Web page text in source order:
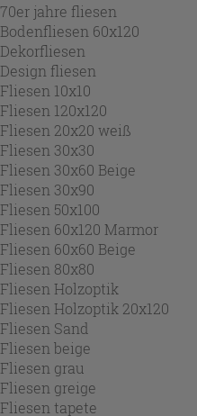
70er jahre fliesen
Bodenfliesen 60x120
Dekorfliesen
Design fliesen
Fliesen 10x10
Fliesen 120x120
Fliesen 20x20 weiß
Fliesen 30x30
Fliesen 30x60 Beige
Fliesen 30x90
Fliesen 50x100
Fliesen 60x120 Marmor
Fliesen 60x60 Beige
Fliesen 80x80
Fliesen Holzoptik
Fliesen Holzoptik 20x120
Fliesen Sand
Fliesen beige
Fliesen grau
Fliesen greige
Fliesen tapete